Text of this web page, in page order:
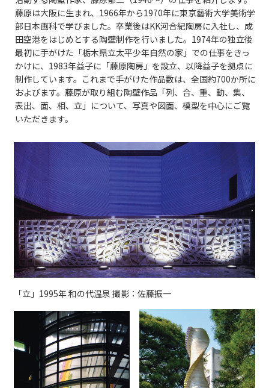
藤原は大阪に生まれ、1966年から1970年に東京藝術大学美術学
部日本画科で学びました。卒業後はKK河合紀陶房に入社し、成
田空港をはじめとする陶壁制作を行いました。1974年の独立後
最初に手がけた「栃木県立太平少年自然の家」での仕事をきっ
かけに、1983年益子に「藤原陶房」を設立、以降益子を拠点に
制作しています。これまで手がけた作品数は、全国約700か所に
およびます。藤原が取り組む陶壁作品「列、合、重、動、集、
表出、面、相、立」について、写真や図面、模型を中心にご覧
いただきます。
「立」1995年 和の代温泉 撮影：佐藤振一